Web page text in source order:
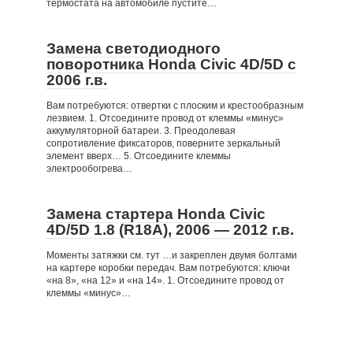
термостата на автомобиле пустите…
Замена светодиодного
поворотника Honda Civic 4D/5D с
2006 г.в.
Вам потребуются: отвертки с плоским и крестообразным
лезвием. 1. Отсоедините провод от клеммы «минус»
аккумуляторной батареи. 3. Преодолевая
сопротивление фиксаторов, поверните зеркальный
элемент вверх… 5. Отсоедините клеммы
электрообогрева…
Замена стартера Honda Civic
4D/5D 1.8 (R18A), 2006 — 2012 г.в.
Моменты затяжки см. тут …и закреплен двумя болтами
на картере коробки передач. Вам потребуются: ключи
«на 8», «на 12» и «на 14». 1. Отсоедините провод от
клеммы «минус»…